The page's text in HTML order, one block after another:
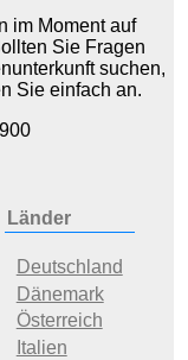
im Moment auf
Sie Fragen
suchen,
Sie einfach an.
Länder
Deutschland
Dänemark
Österreich
Italien